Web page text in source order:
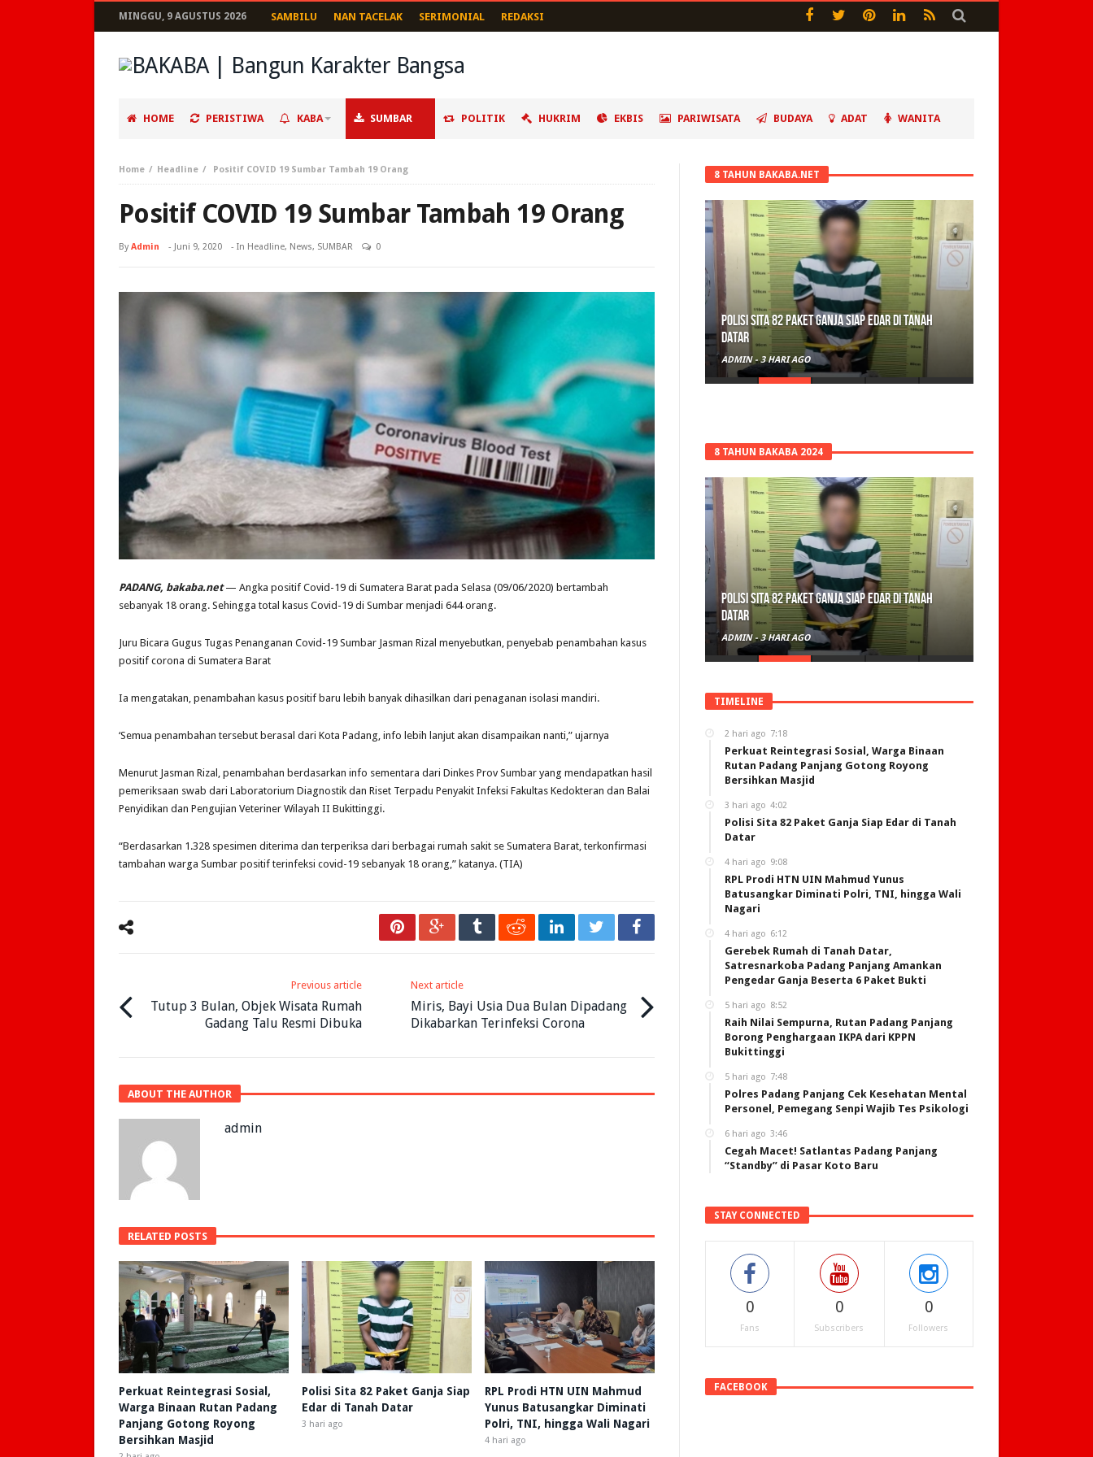
MINGGU, 9 AGUSTUS 2026 SAMBILU NAN TACELAK SERIMONIAL REDAKSI
HOME PERISTIWA KABA SUMBAR POLITIK HUKRIM EKBIS PARIWISATA BUDAYA ADAT WANITA
Home Headline Positif COVID 19 Sumbar Tambah 19 Orang
Positif COVID 19 Sumbar Tambah 19 Orang
ByAdmin - Juni 9, 2020 - In Headline, News, SUMBAR 0
PADANG, bakaba.net— Angka positif Covid-19 di Sumatera Barat pada Selasa (09/06/2020) bertambah
sebanyak 18 orang. Sehingga total kasus Covid-19 di Sumbar menjadi 644 orang.
Juru Bicara Gugus Tugas Penanganan Covid-19 Sumbar Jasman Rizal menyebutkan, penyebab penambahan kasus
positif corona di Sumatera Barat
Ia mengatakan, penambahan kasus positif baru lebih banyak dihasilkan dari penaganan isolasi mandiri.
‘Semua penambahan tersebut berasal dari Kota Padang, info lebih lanjut akan disampaikan nanti,” ujarnya
Menurut Jasman Rizal, penambahan berdasarkan info sementara dari Dinkes Prov Sumbar yang mendapatkan hasil
pemeriksaan swab dari Laboratorium Diagnostik dan Riset Terpadu Penyakit Infeksi Fakultas Kedokteran dan Balai
Penyidikan dan Pengujian Veteriner Wilayah II Bukittinggi.
“Berdasarkan 1.328 spesimen diterima dan terperiksa dari berbagai rumah sakit se Sumatera Barat, terkonfirmasi
tambahan warga Sumbar positif terinfeksi covid-19 sebanyak 18 orang,” katanya. (TIA)
Previous article
Tutup 3 Bulan, Objek Wisata Rumah
Gadang Talu Resmi Dibuka
Next article
Miris, Bayi Usia Dua Bulan Dipadang
Dikabarkan Terinfeksi Corona
ABOUT THE AUTHOR
admin
RELATED POSTS
Perkuat Reintegrasi Sosial,
Warga Binaan Rutan Padang
Panjang Gotong Royong
Bersihkan Masjid
Polisi Sita 82 Paket Ganja Siap
Edar di Tanah Datar
3 hari ago
RPL Prodi HTN UIN Mahmud
Yunus Batusangkar Diminati
Polri, TNI, hingga Wali Nagari
4 hari ago
8 TAHUN BAKABA.NET
Polisi Sita 82 Paket Ganja Siap Edar di Tanah
Datar
ADMIN -3 HARI AGO
8 TAHUN BAKABA 2024
Polisi Sita 82 Paket Ganja Siap Edar di Tanah
Datar
ADMIN -3 HARI AGO
TIMELINE
2 hari ago 7:18
Perkuat Reintegrasi Sosial, Warga Binaan
Rutan Padang Panjang Gotong Royong
Bersihkan Masjid
3 hari ago 4:02
Polisi Sita 82 Paket Ganja Siap Edar di Tanah
Datar
4 hari ago 9:08
RPL Prodi HTN UIN Mahmud Yunus
Batusangkar Diminati Polri, TNI, hingga Wali
Nagari
4 hari ago 6:12
Gerebek Rumah di Tanah Datar,
Satresnarkoba Padang Panjang Amankan
Pengedar Ganja Beserta 6 Paket Bukti
5 hari ago 8:52
Raih Nilai Sempurna, Rutan Padang Panjang
Borong Penghargaan IKPA dari KPPN
Bukittinggi
5 hari ago 7:48
Polres Padang Panjang Cek Kesehatan Mental
Personel, Pemegang Senpi Wajib Tes Psikologi
6 hari ago 3:46
Cegah Macet! Satlantas Padang Panjang
“Standby” di Pasar Koto Baru
STAY CONNECTED
0
Fans
0
Subscribers
0
Followers
FACEBOOK